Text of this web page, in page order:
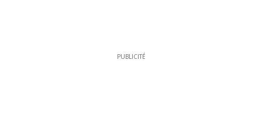
PUBLICITÉ